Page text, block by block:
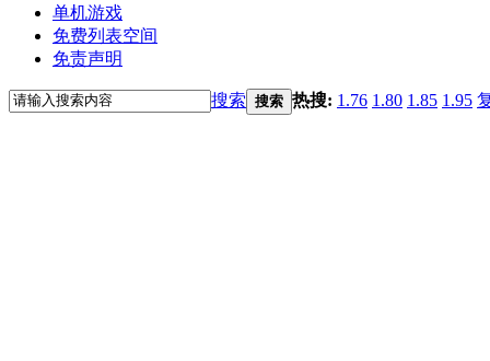
单机游戏
免费列表空间
免责声明
搜索 搜索 热搜: 1.76 1.80 1.85 1.95